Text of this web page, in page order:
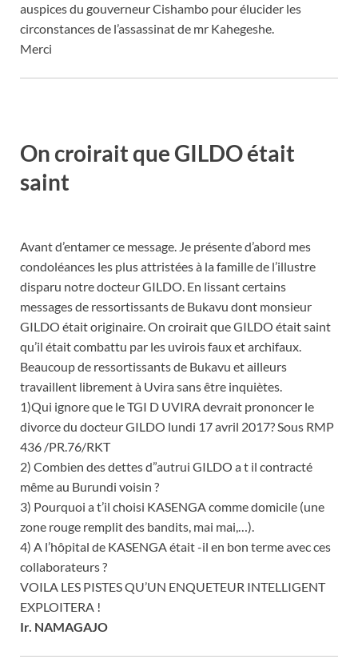
auspices du gouverneur Cishambo pour élucider les
circonstances de l’assassinat de mr Kahegeshe.
Merci
On croirait que GILDO était
saint
Avant d’entamer ce message. Je présente d’abord mes
condoléances les plus attristées à la famille de l’illustre
disparu notre docteur GILDO. En lissant certains
messages de ressortissants de Bukavu dont monsieur
GILDO était originaire. On croirait que GILDO était saint
qu’il était combattu par les uvirois faux et archifaux.
Beaucoup de ressortissants de Bukavu et ailleurs
travaillent librement à Uvira sans être inquiètes.
1)Qui ignore que le TGI D UVIRA devrait prononcer le
divorce du docteur GILDO lundi 17 avril 2017? Sous RMP
436 /PR.76/RKT
2) Combien des dettes d”autrui GILDO a t il contracté
même au Burundi voisin ?
3) Pourquoi a t’il choisi KASENGA comme domicile (une
zone rouge remplit des bandits, mai mai,…).
4) A l’hôpital de KASENGA était -il en bon terme avec ces
collaborateurs ?
VOILA LES PISTES QU’UN ENQUETEUR INTELLIGENT
EXPLOITERA !
Ir. NAMAGAJO